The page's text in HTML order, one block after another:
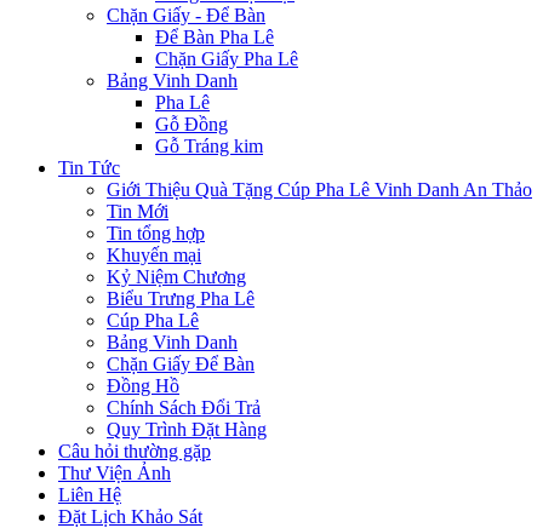
Chặn Giấy - Để Bàn
Để Bàn Pha Lê
Chặn Giấy Pha Lê
Bảng Vinh Danh
Pha Lê
Gỗ Đồng
Gỗ Tráng kim
Tin Tức
Giới Thiệu Quà Tặng Cúp Pha Lê Vinh Danh An Thảo
Tin Mới
Tin tổng hợp
Khuyến mại
Kỷ Niệm Chương
Biểu Trưng Pha Lê
Cúp Pha Lê
Bảng Vinh Danh
Chặn Giấy Để Bàn
Đồng Hồ
Chính Sách Đổi Trả
Quy Trình Đặt Hàng
Câu hỏi thường gặp
Thư Viện Ảnh
Liên Hệ
Đặt Lịch Khảo Sát